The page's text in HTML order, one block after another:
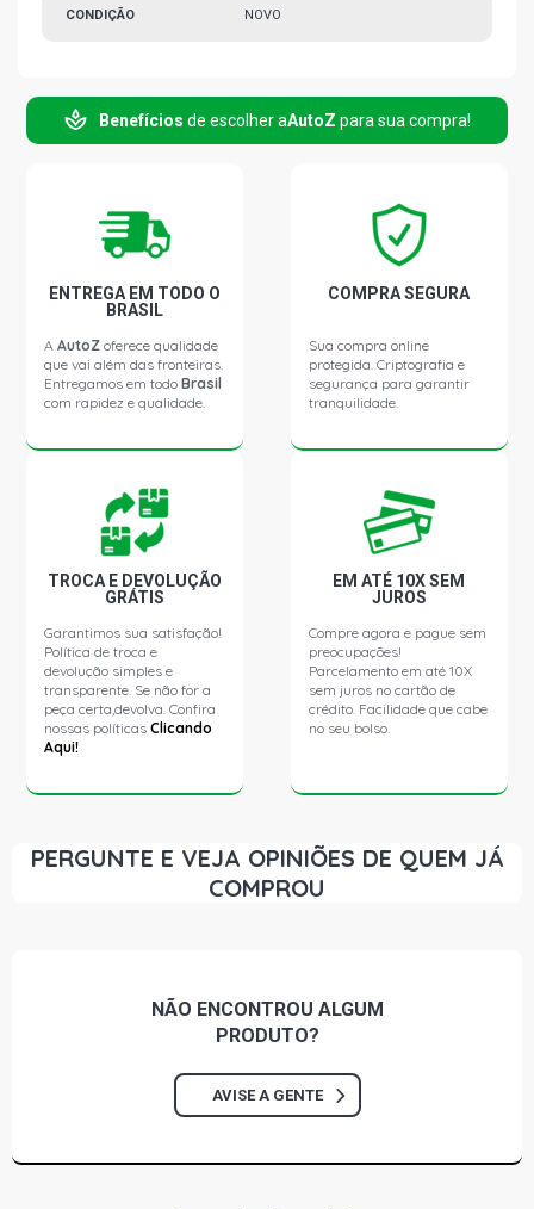
CONDIÇÃO NOVO
Benefícios de escolher aAutoZ para sua compra!
ENTREGA EM TODO O
BRASIL
AAutoZ oferece qualidade
que vai além das fronteiras.
Entregamos em todoBrasil
com rapidez e qualidade.
COMPRA SEGURA
Sua compra online
protegida. Criptografia e
segurança para garantir
tranquilidade.
TROCA E DEVOLUÇÃO
GRÁTIS
Garantimos sua satisfação!
Política de troca e
devolução simples e
transparente. Se não for a
peça certa,devolva. Confira
nossas políticasClicando
Aqui!
EM ATÉ 10X SEM
JUROS
Compre agora e pague sem
preocupações!
Parcelamento em até 10X
sem juros no cartão de
crédito. Facilidade que cabe
no seu bolso.
PERGUNTE E VEJA OPINIÕES DE QUEM JÁ
COMPROU
NÃO ENCONTROU ALGUM
PRODUTO?
AVISE A GENTE